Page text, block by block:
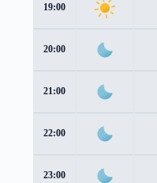
19:00
20:00
21:00
22:00
23:00